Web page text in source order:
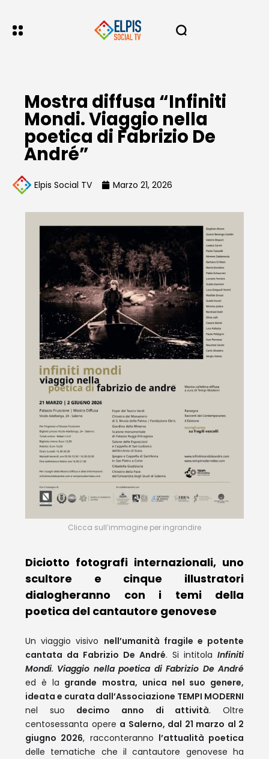
Mostra diffusa “Infiniti
Mondi. Viaggio nella
poetica di Fabrizio De
André”
Elpis Social TV Marzo 21, 2026
Clicca sull’immagine per ingrandire
Diciotto fotografi internazionali, uno
scultore e cinque illustratori
dialogheranno con i temi della
poetica del cantautore genovese
Un viaggio visivo nell’umanità fragile e potente
cantata da Fabrizio De André. Si intitola Infiniti
Mondi. Viaggio nella poetica di Fabrizio De André
ed è la grande mostra, unica nel suo genere,
ideata e curata dall’Associazione TEMPI MODERNI
nel suo decimo anno di attività. Oltre
centosessanta opere a Salerno, dal 21 marzo al 2
giugno 2026, racconteranno l’attualità poetica
delle tematiche che il cantautore genovese ha